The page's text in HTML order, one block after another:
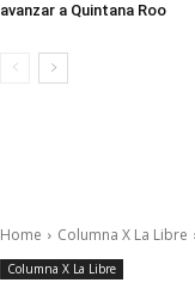
avanzar a Quintana Roo